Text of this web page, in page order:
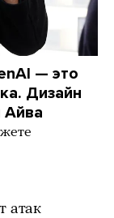
— это
Дизайн
Айва
атак